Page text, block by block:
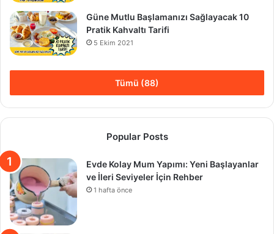
Güne Mutlu Başlamanızı Sağlayacak 10
Pratik Kahvaltı Tarifi
5 Ekim 2021
Tümü (88)
Popular Posts
Evde Kolay Mum Yapımı: Yeni Başlayanlar
ve İleri Seviyeler İçin Rehber
1 hafta önce